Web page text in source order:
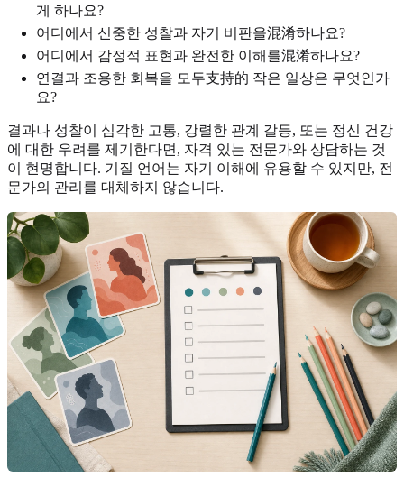
게 하나요?
어디에서 신중한 성찰과 자기 비판을混淆하나요?
어디에서 감정적 표현과 완전한 이해를混淆하나요?
연결과 조용한 회복을 모두支持的 작은 일상은 무엇인가
요?
결과나 성찰이 심각한 고통, 강렬한 관계 갈등, 또는 정신 건강
에 대한 우려를 제기한다면, 자격 있는 전문가와 상담하는 것
이 현명합니다. 기질 언어는 자기 이해에 유용할 수 있지만, 전
문가의 관리를 대체하지 않습니다.